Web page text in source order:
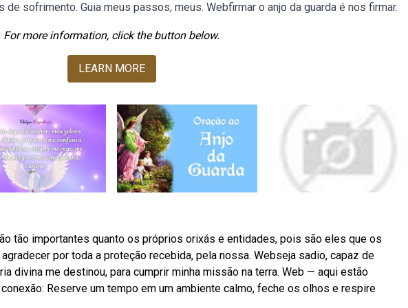
sofrimento. Guia meus passos, meus. Webfirmar o anjo da guarda é nos firmar.
For more information, click the button below.
LEARN MORE
tão importantes quanto os próprios orixás e entidades, pois são eles que os
por toda a proteção recebida, pela nossa. Webseja sadio, capaz de
divina me destinou, para cumprir minha missão na terra. Web — aqui estão
Reserve um tempo em um ambiente calmo, feche os olhos e respire